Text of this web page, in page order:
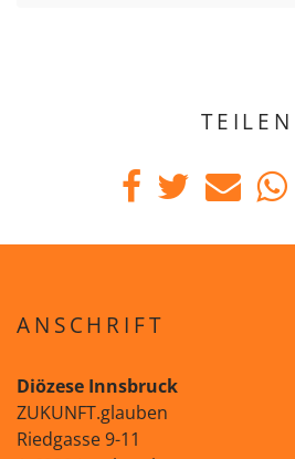
TEILEN
ANSCHRIFT
Diözese Innsbruck
ZUKUNFT.glauben
Riedgasse 9-11